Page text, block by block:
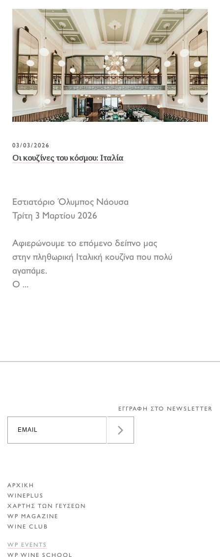
03/03/2026
Οι κουζίνες του κόσμου: Ιταλία
Εστιατόριο Όλυμπος Νάουσα
Τρίτη 3 Μαρτίου 2026
Αφιερώνουμε το επόμενο δείπνο μας
στην πληθωρική Ιταλική κουζίνα που πολύ
αγαπάμε.
Ο ...
ΕΓΓΡΑΦΗ ΣΤΟ NEWSLETTER
ΑΡΧΙΚΗ
WINEPLUS
ΧΑΡΤΗΣ ΤΩΝ ΓΕΥΣΕΩΝ
WP MAGAZINE
WINE CLUB
WP EVENTS
WP WINE SCHOOL